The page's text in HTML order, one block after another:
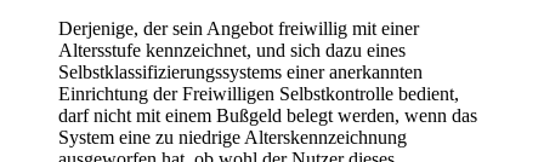
Derjenige, der sein Angebot freiwillig mit einer
Altersstufe kennzeichnet, und sich dazu eines
Selbstklassifizierungssystems einer anerkannten
Einrichtung der Freiwilligen Selbstkontrolle bedient,
darf nicht mit einem Bußgeld belegt werden, wenn das
System eine zu niedrige Alterskennzeichnung